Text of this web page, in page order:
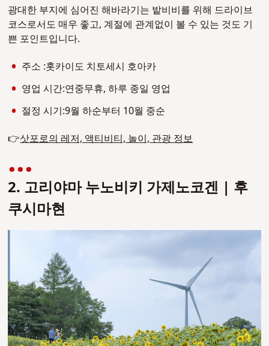
광대한 부지에 심어진 해바라기는 밭비비를 위해 드라이브
코스로서도 매우 좋고, 계절에 관계없이 볼 수 있는 것도 기
쁜 포인트입니다.
주소 :홋카이도 치토세시 호아카
영업 시간:연중무휴, 하루 종일 영업
절정 시기:9월 하순부터 10월 중순
👉삿포로의 레저, 액티비티, 놀이, 관광 정보
2. 고리야마 누노비키 가제노코겐 | 후
쿠시마현